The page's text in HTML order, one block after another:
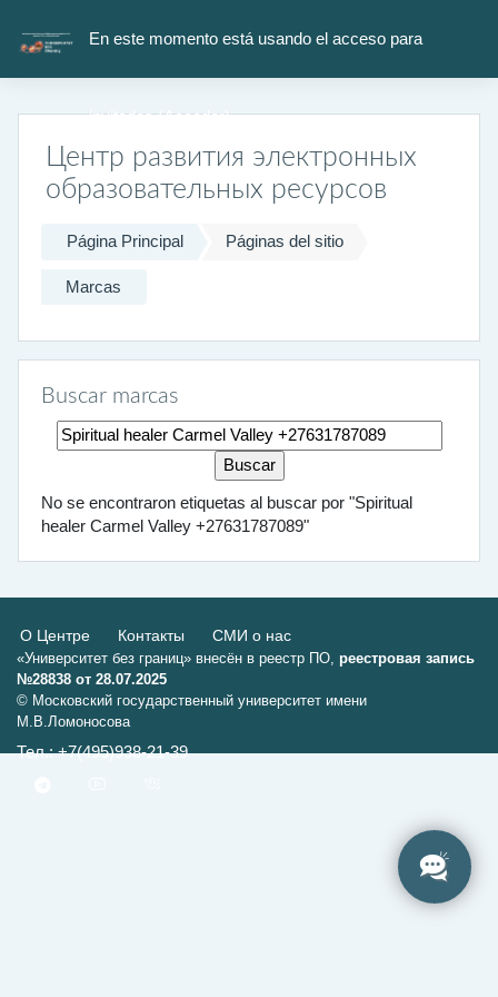
En este momento está usando el acceso para
invitados (Acceder)
Центр развития электронных
образовательных ресурсов
Página Principal Páginas del sitio
Marcas
Buscar marcas
Buscar marcas
No se encontraron etiquetas al buscar por "Spiritual
healer Carmel Valley +27631787089"
О Центре Контакты СМИ о нас
«Университет без границ» внесён в реестр ПО, реестровая запись
№28838 от 28.07.2025
© Московский государственный университет имени
М.В.Ломоносова
Тел.: +7(495)938-21-39